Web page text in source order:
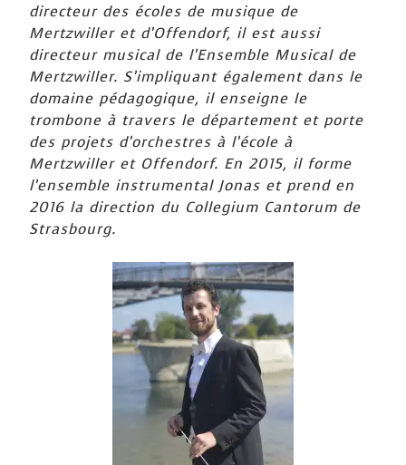
directeur des écoles de musique de
Mertzwiller et d’Offendorf, il est aussi
directeur musical de l’Ensemble Musical de
Mertzwiller. S’impliquant également dans le
domaine pédagogique, il enseigne le
trombone à travers le département et porte
des projets d’orchestres à l’école à
Mertzwiller et Offendorf. En 2015, il forme
l’ensemble instrumental Jonas et prend en
2016 la direction du Collegium Cantorum de
Strasbourg.